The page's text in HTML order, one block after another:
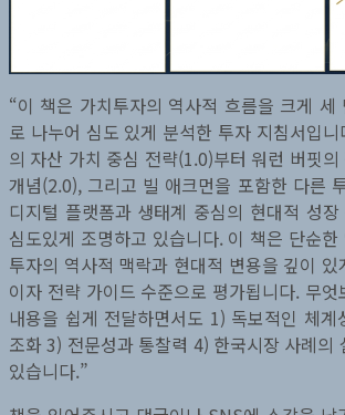
“이 책은 가치투자의 역사적 흐름을 크게 세
로 나누어 심도 있게 분석한 투자 지침서입
의 자산 가치 중심 전략(1.0)부터 워런 버핏
개념(2.0), 그리고 빌 애크먼을 포함한 다른
디지털 플랫폼과 생태계 중심의 현대적 성
심도있게 조명하고 있습니다. 이 책은 단순
투자의 역사적 맥락과 현대적 변용을 깊이
이자 전략 가이드 수준으로 평가됩니다. 무
내용을 쉽게 전달하면서도 1) 독보적인 체계
조화 3) 전문성과 통찰력 4) 한국시장 사례의
있습니다.”